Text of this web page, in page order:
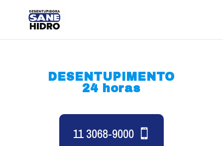
DESENTUPIMENTO
24 horas
11 3068-9000